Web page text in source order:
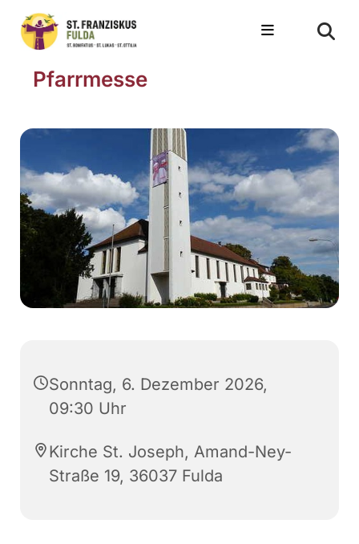
Pfarrmesse
Sonntag, 6. Dezember 2026,
09:30 Uhr
Kirche St. Joseph, Amand-Ney-
Straße 19, 36037 Fulda